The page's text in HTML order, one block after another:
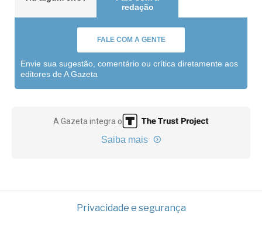
redação
FALE COM A GENTE
Envie sua sugestão, comentário ou crítica diretamente aos
editores de A Gazeta
A Gazeta integra o
Saiba mais
Privacidade e segurança